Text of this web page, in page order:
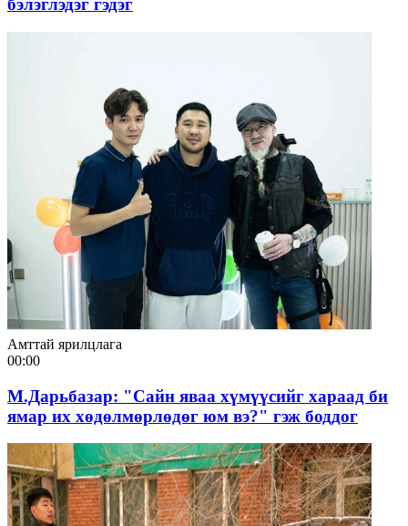
бэлэглэдэг гэдэг
Амттай ярилцлага
00:00
М.Дарьбазар: "Сайн яваа хүмүүсийг хараад би
ямар их хөдөлмөрлөдөг юм вэ?" гэж боддог